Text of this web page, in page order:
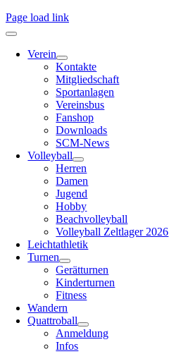
Page load link
Verein
Kontakte
Mitgliedschaft
Sportanlagen
Vereinsbus
Fanshop
Downloads
SCM-News
Volleyball
Herren
Damen
Jugend
Hobby
Beachvolleyball
Volleyball Zeltlager 2026
Leichtathletik
Turnen
Gerätturnen
Kinderturnen
Fitness
Wandern
Quattroball
Anmeldung
Infos